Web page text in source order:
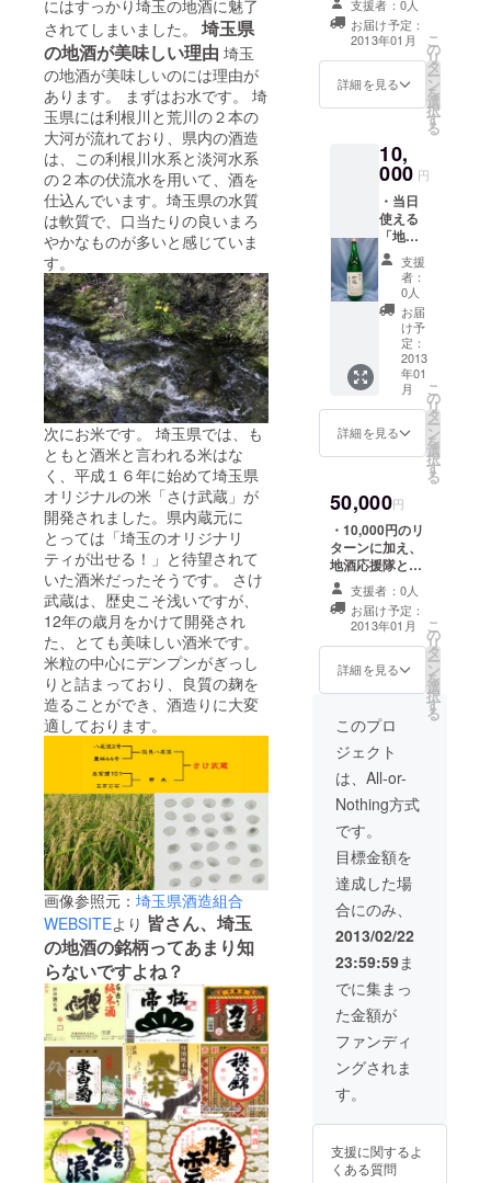
にはすっかり埼玉の地酒に魅了
されてしまいました。 埼玉県
の地酒が美味しい理由 埼玉
の地酒が美味しいのには理由が
あります。 まずはお水です。 埼
玉県には利根川と荒川の２本の
大河が流れており、県内の酒造
は、この利根川水系と淡河水系
の２本の伏流水を用いて、酒を
仕込んでいます。埼玉県の水質
は軟質で、口当たりの良いまろ
やかなものが多いと感じていま
す。
次にお米です。 埼玉県では、も
ともと酒米と言われる米はな
く、平成１６年に始めて埼玉県
オリジナルの米「さけ武蔵」が
開発されました。県内蔵元に
とっては「埼玉のオリジナリ
ティが出せる！」と待望されて
いた酒米だったそうです。 さけ
武蔵は、歴史こそ浅いですが、
12年の歳月をかけて開発され
た、とても美味しい酒米です。
米粒の中心にデンプンがぎっし
りと詰まっており、良質の麹を
造ることができ、酒造りに大変
適しております。
画像参照元： 埼玉県酒造組合
WEBSITEより 皆さん、埼玉
の地酒の銘柄ってあまり知
らないですよね？
・また、感謝の
お礼メールを送
らせて頂きま
す。
支援者：0人
お届け予定：
2013年01月
詳細を見る
こ
の
リ
タ
ー
ン
を
選
択
す
る
10,
000 円
・当日
使える
「地酒
１杯無
料券」
を８枚
に加
え、柴
原のお
すすめ
の埼玉
の地酒
を１本
送らせ
て頂き
ます。
００円
～５０
００円
相当の
ものと
お考え
くださ
い。）
・ま
謝のお
礼メー
らせて
頂きま
す。
支援
者：
0人
お届
け予
定：
2013
年01
月
詳細を見る
こ
の
リ
タ
ー
ン
を
選
択
す
る
50,000円
・10,000円のリ
ターンに加え、
地酒応援隊とし
て、ポスターや
チラシにお名前
を載せさせて頂
きます。 ・ま
た、ご予約席と
して、ゆっくり
させていただき
ます。
支援者：0人
お届け予定：
2013年01月
詳細を見る
こ
の
リ
タ
ー
ン
を
選
択
す
る
このプロ
ジェクト
は、All-or-
Nothing方式
です。
目標金額を
達成した場
合にのみ、
2013/02/22
23:59:59ま
でに集まっ
た金額が
ファンディ
ングされま
す。
支援に関するよ
くある質問